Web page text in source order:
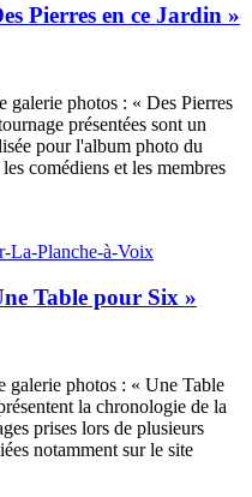
Pierres en ce Jardin »
photos : « Des Pierres
présentées sont un
pour l'album photo du
comédiens et les membres
Table pour Six »
galerie photos : « Une Table
la chronologie de la
prises lors de plusieurs
notamment sur le site